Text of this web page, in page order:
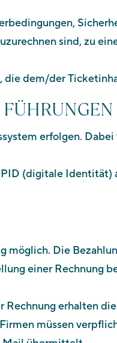
sind, zu
die dem/der
erfolgen.
(digitale Identität)
Die
einer Rechnung
Rechnung erhalten
müssen